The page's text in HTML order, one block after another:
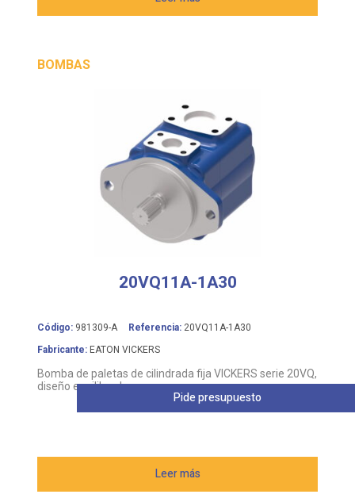
BOMBAS
20VQ11A-1A30
Código: 981309-A Referencia: 20VQ11A-1A30
Fabricante: EATON VICKERS
Bomba de paletas de cilindrada fija VICKERS serie 20VQ,
diseño equilibrado
Leer más
Pide presupuesto